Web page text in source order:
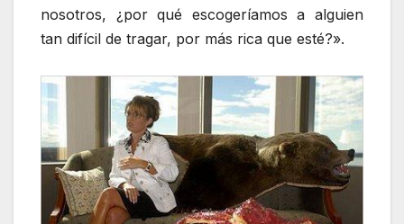
nosotros, ¿por qué escogeríamos a alguien
tan difícil de tragar, por más rica que esté?».